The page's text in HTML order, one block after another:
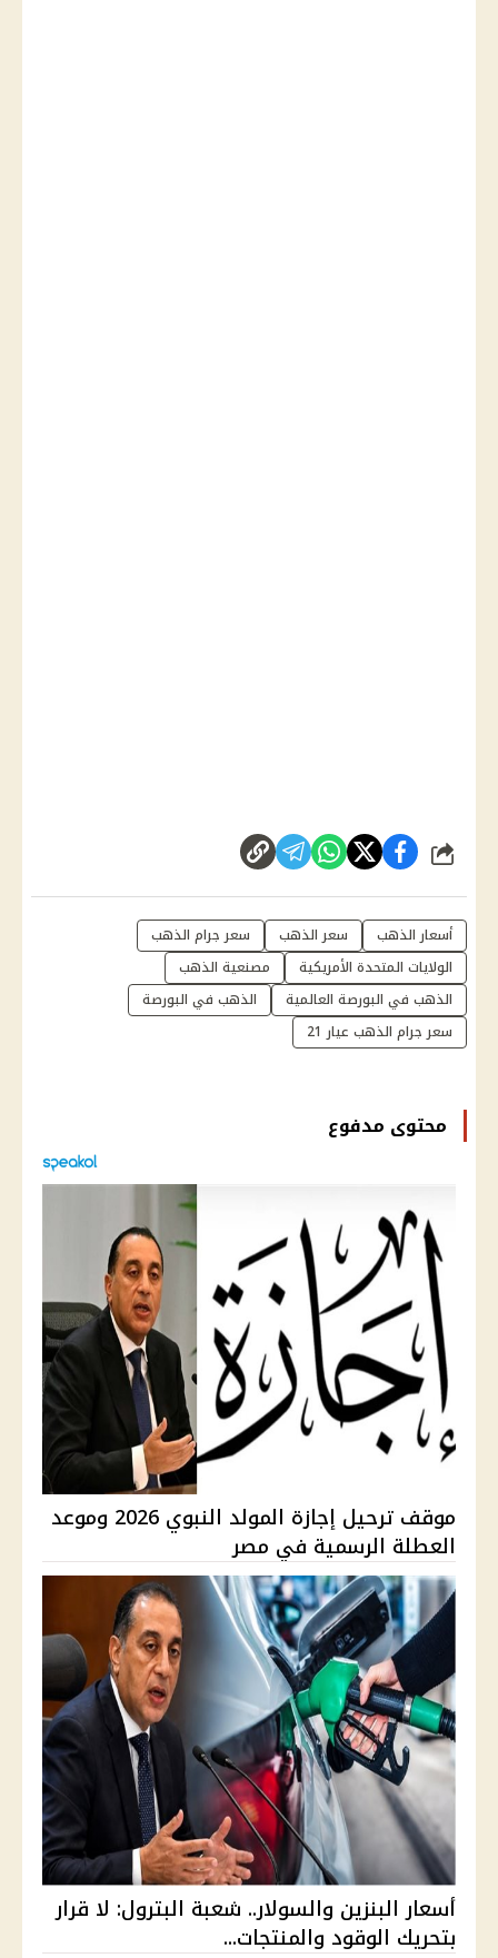
شارك
أسعار الذهب سعر الذهب
سعر جرام الذهب
الولايات المتحدة الأمريكية
مصنعية الذهب
الذهب في البورصة العالمية
الذهب في البورصة
سعر جرام الذهب عيار 21
محتوى مدفوع
موقف ترحيل إجازة المولد النبوي 2026 وموعد
العطلة الرسمية في مصر
أسعار البنزين والسولار.. شعبة البترول: لا قرار
بتحريك الوقود والمنتجات...